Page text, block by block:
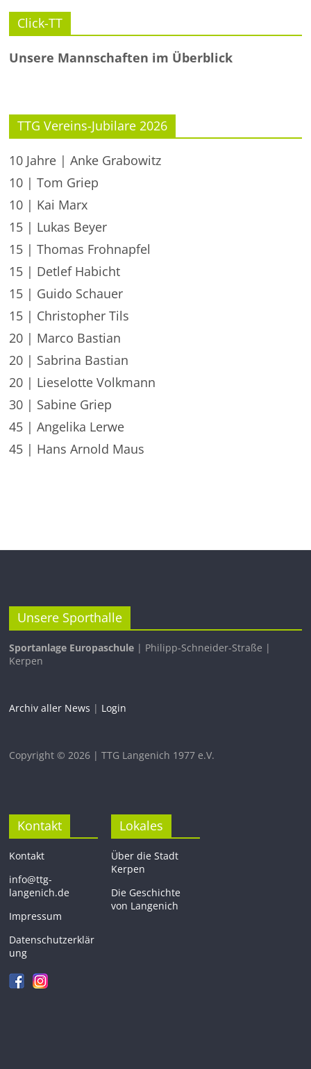
Click-TT
Unsere Mannschaften im Überblick
TTG Vereins-Jubilare 2026
10 Jahre | Anke Grabowitz
10 | Tom Griep
10 | Kai Marx
15 | Lukas Beyer
15 | Thomas Frohnapfel
15 | Detlef Habicht
15 | Guido Schauer
15 | Christopher Tils
20 | Marco Bastian
20 | Sabrina Bastian
20 | Lieselotte Volkmann
30 | Sabine Griep
45 | Angelika Lerwe
45 | Hans Arnold Maus
Unsere Sporthalle
Sportanlage Europaschule | Philipp-Schneider-Straße |
Kerpen
Archiv aller News | Login
Copyright © 2026 | TTG Langenich 1977 e.V.
Kontakt
Kontakt
info@ttg-
langenich.de
Impressum
Datenschutzerklär
ung
Lokales
Über die Stadt
Kerpen
Die Geschichte
von Langenich